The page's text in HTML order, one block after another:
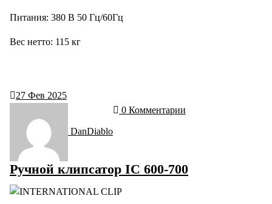
Питания: 380 B 50 Гц/60Гц
Bec нетто: 115 кг
27 Фев 2025
DanDiablo
0 Комментарии
Ручной клипсатор IC 600-700